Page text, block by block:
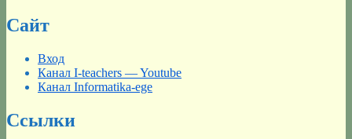
Сайт
Вход
Канал I-teachers — Youtube
Канал Informatika-ege
Ссылки